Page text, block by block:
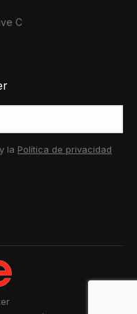
C
y la Política de privacidad